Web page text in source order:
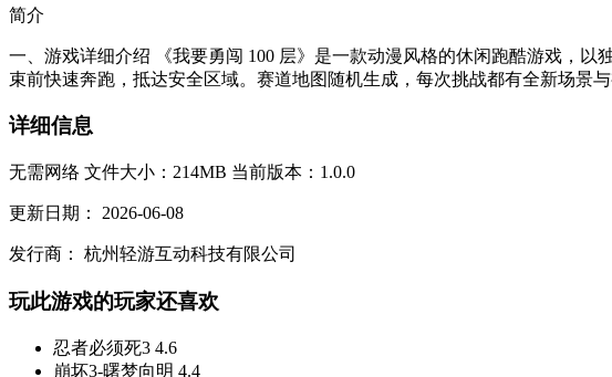
简介
一、游戏详细介绍 《我要勇闯 100 层》是一款动漫风格的休闲跑酷游戏，
束前快速奔跑，抵达安全区域。赛道地图随机生成，每次挑战都有全新场景
详细信息
无需网络 文件大小：214MB 当前版本：1.0.0
更新日期： 2026-06-08
发行商： 杭州轻游互动科技有限公司
玩此游戏的玩家还喜欢
忍者必须死3 4.6
崩坏3-曙梦向明 4.4